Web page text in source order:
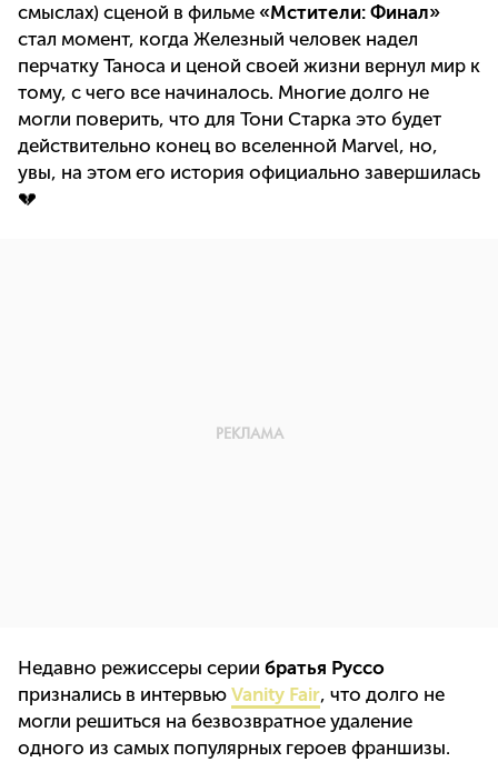
смыслах) сценой в фильме «Мстители: Финал»
стал момент, когда Железный человек надел
перчатку Таноса и ценой своей жизни вернул мир к
тому, с чего все начиналось. Многие долго не
могли поверить, что для Тони Старка это будет
действительно конец во вселенной Marvel, но,
увы, на этом его история официально завершилась
💔
Недавно режиссеры серии братья Руссо
признались в интервью Vanity Fair, что долго не
могли решиться на безвозвратное удаление
одного из самых популярных героев франшизы.